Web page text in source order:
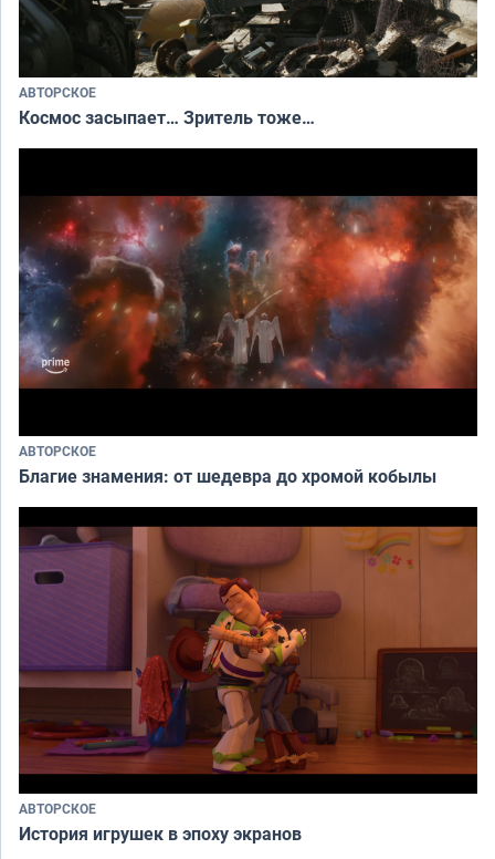
АВТОРСКОЕ
Космос засыпает… Зритель тоже…
АВТОРСКОЕ
Благие знамения: от шедевра до хромой кобылы
АВТОРСКОЕ
История игрушек в эпоху экранов